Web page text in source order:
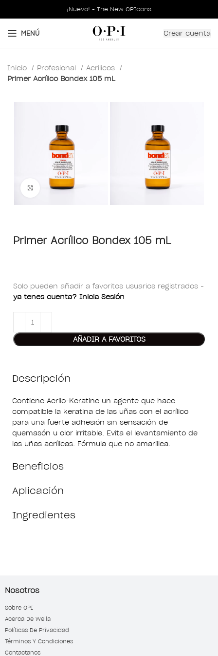
¡Nuevo! - The New OPIcons
MENÚ Crear cuenta
Inicio Profesional
Acrilicos
Primer Acrílico Bondex 105 mL
Clic para ampliar
Primer Acrílico Bondex 105 mL
Solo pueden añadir a favoritos usuarios registrados -
ya tenes cuenta? Inicia Sesión
AÑADIR A FAVORITOS
Descripción
Contiene Acrilo-Keratine un agente que hace
compatible la keratina de las uñas con el acrílico
para una fuerte adhesión sin sensación de
quemasón u olor irritable. Evita el levantamiento de
las uñas acrílicas. Fórmula que no amarillea.
Beneficios
Aplicación
Ingredientes
Nosotros
Sobre OPI
Acerca De Wella
Políticas De Privacidad
Términos Y Condiciones
Contactanos